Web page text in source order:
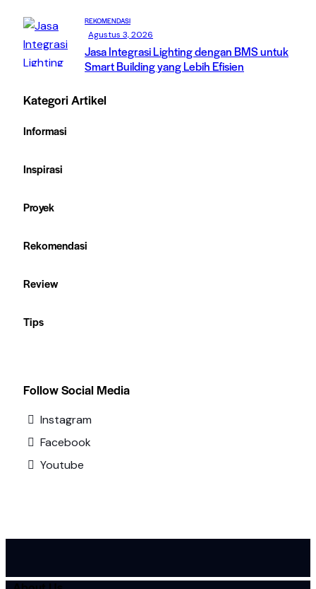
REKOMENDASI
Agustus 3, 2026
Jasa Integrasi Lighting dengan BMS untuk
Smart Building yang Lebih Efisien
Kategori Artikel
Informasi
Inspirasi
Proyek
Rekomendasi
Review
Tips
Follow Social Media
Instagram
Facebook
Youtube